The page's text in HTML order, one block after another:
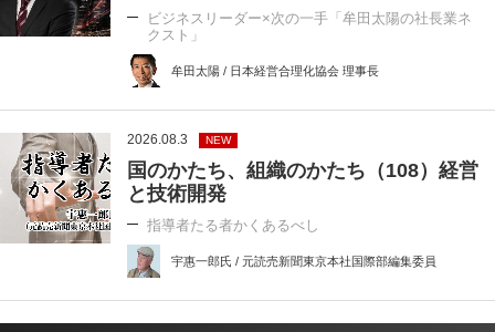
ビジネスリーダー×次の一手「牟田太陽の社長業ネ
クスト」
牟田太陽 / 日本経営合理化協会 理事長
2026.08.3 NEW
国のかたち、組織のかたち（108）経営
と技術開発
指導者たる者かくあるべし
宇惠一郎氏 / 元読売新聞東京本社国際部編集委員